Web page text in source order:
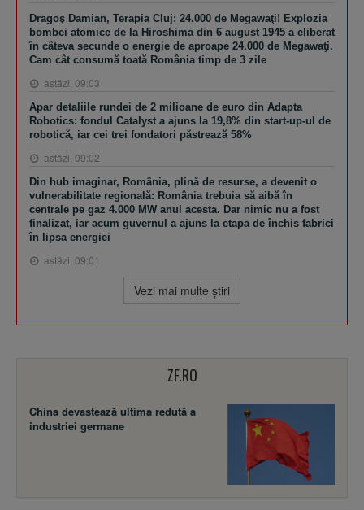
Dragoş Damian, Terapia Cluj: 24.000 de Megawaţi! Explozia
bombei atomice de la Hiroshima din 6 august 1945 a eliberat
în câteva secunde o energie de aproape 24.000 de Megawaţi.
Cam cât consumă toată România timp de 3 zile
astăzi, 09:03
Apar detaliile rundei de 2 milioane de euro din Adapta
Robotics: fondul Catalyst a ajuns la 19,8% din start-up-ul de
robotică, iar cei trei fondatori păstrează 58%
astăzi, 09:02
Din hub imaginar, România, plină de resurse, a devenit o
vulnerabilitate regională: România trebuia să aibă în
centrale pe gaz 4.000 MW anul acesta. Dar nimic nu a fost
finalizat, iar acum guvernul a ajuns la etapa de închis fabrici
în lipsa energiei
astăzi, 09:01
Vezi mai multe ştiri
ZF.RO
China devastează ultima redută a
industriei germane